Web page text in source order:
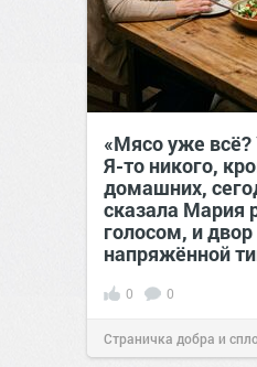
«Мясо уже
Я-то никого,
домашних,
сказала Мария
голосом, и
напряжённой
0 0
Страничка добра и